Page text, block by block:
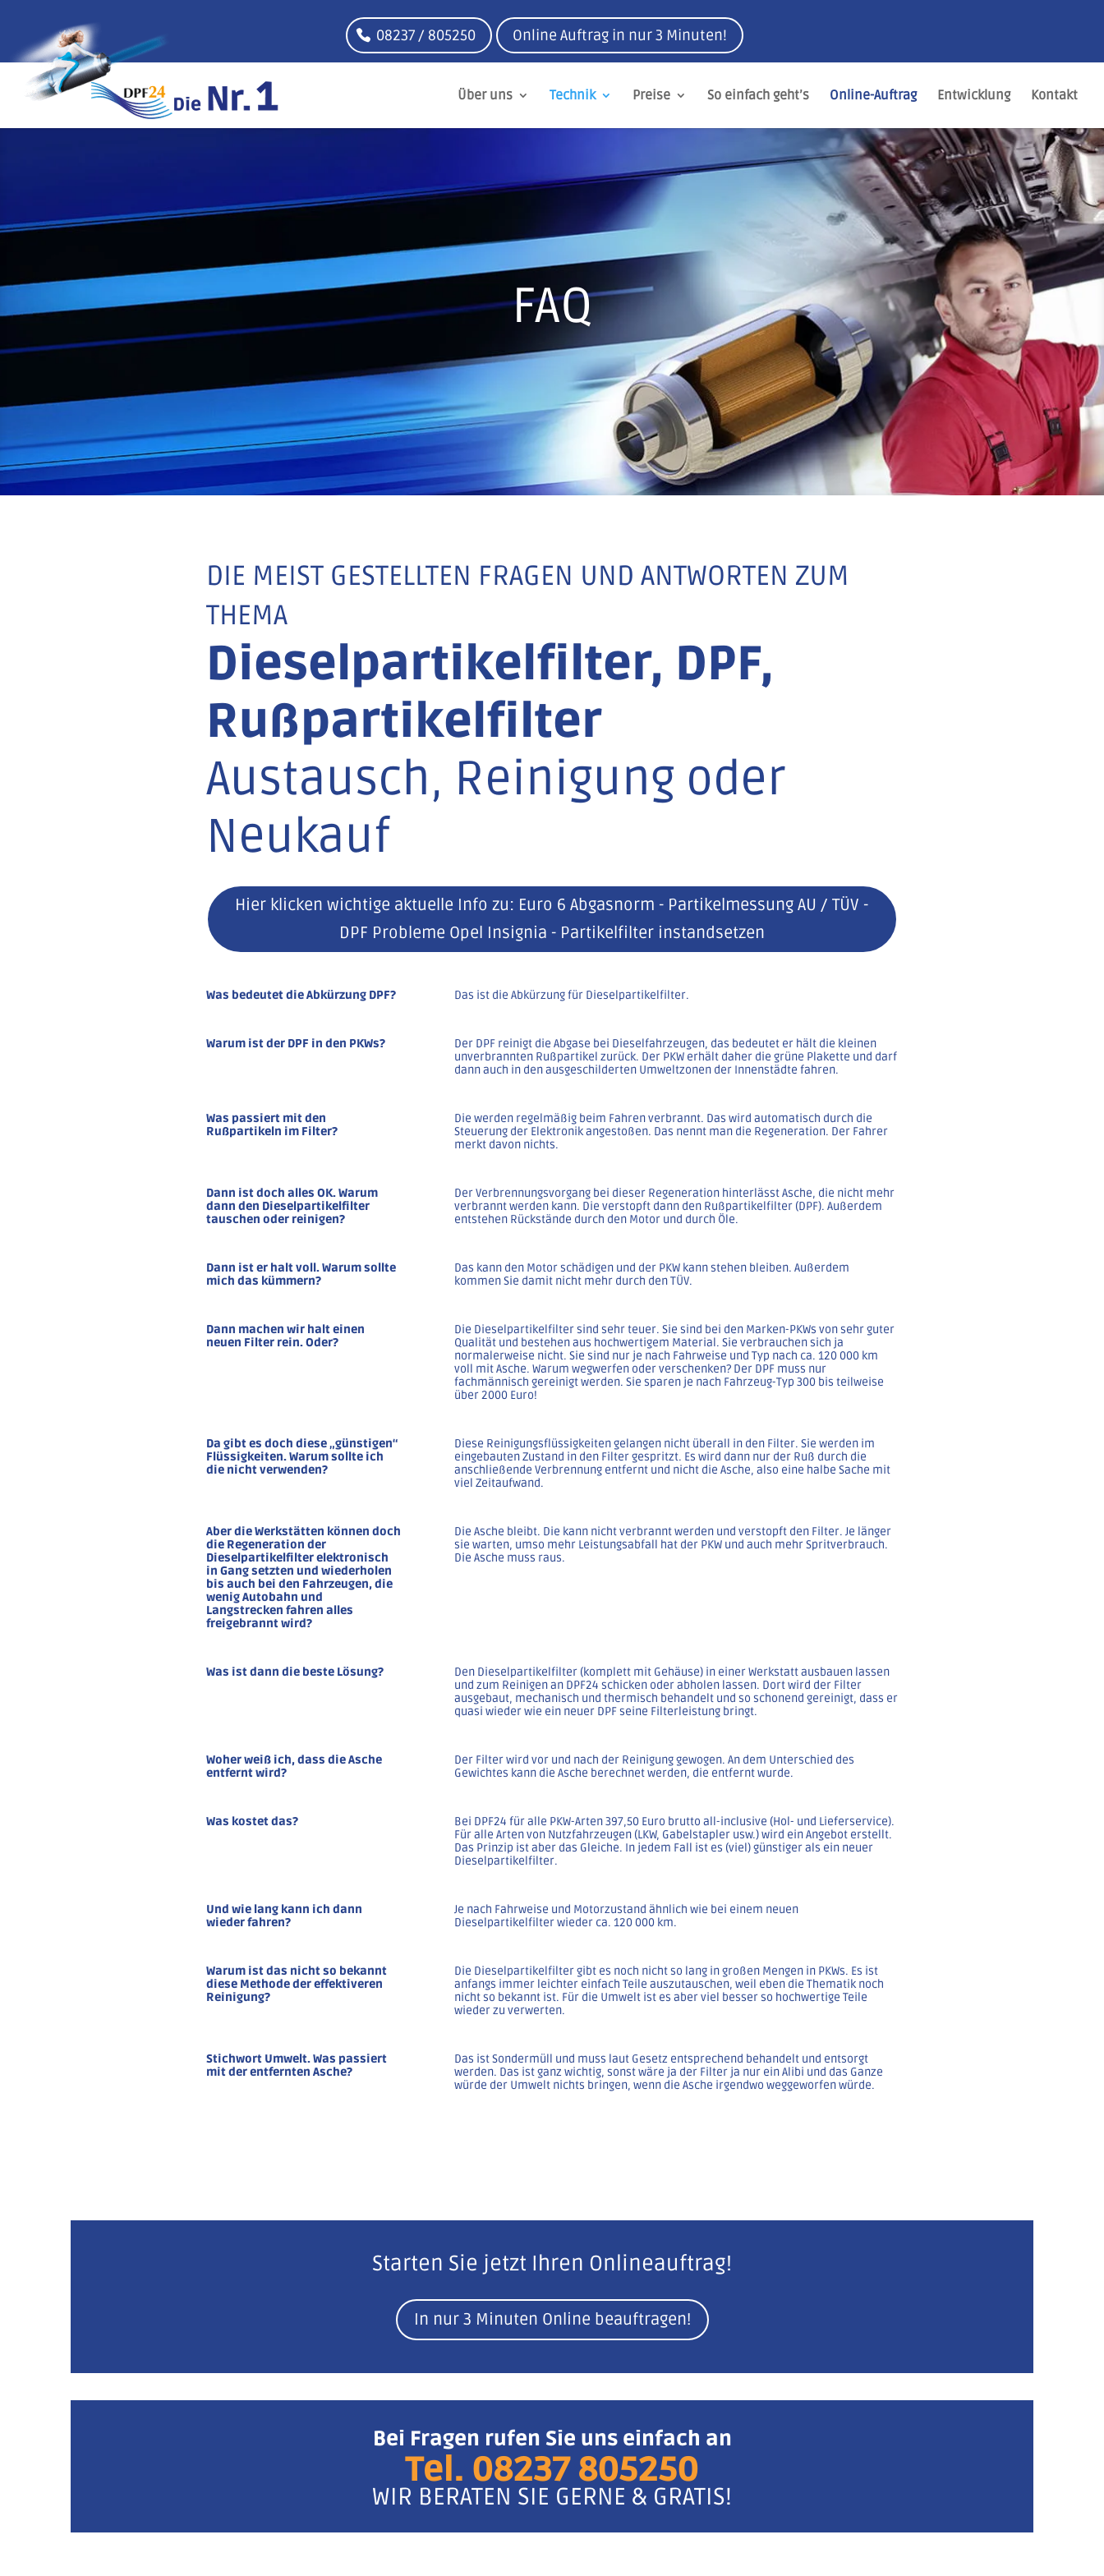
08237 / 805250 Online Auftrag in nur 3 Minuten!
Über uns Technik Preise So einfach geht’s Online-Auftrag Entwicklung Kontakt
FAQ
DIE MEIST GESTELLTEN FRAGEN UND ANTWORTEN ZUM
THEMA
Dieselpartikelfilter, DPF,
Rußpartikelfilter
Austausch, Reinigung oder
Neukauf
Hier klicken wichtige aktuelle Info zu: Euro 6 Abgasnorm - Partikelmessung AU / TÜV -
DPF Probleme Opel Insignia - Partikelfilter instandsetzen
Was bedeutet die Abkürzung DPF? Das ist die Abkürzung für Dieselpartikelfilter.
Warum ist der DPF in den PKWs?
Der DPF reinigt die Abgase bei Dieselfahrzeugen, das bedeutet er hält die kleinen
unverbrannten Rußpartikel zurück. Der PKW erhält daher die grüne Plakette und darf
dann auch in den ausgeschilderten Umweltzonen der Innenstädte fahren.
Was passiert mit den
Rußpartikeln im Filter?
Die werden regelmäßig beim Fahren verbrannt. Das wird automatisch durch die
Steuerung der Elektronik angestoßen. Das nennt man die Regeneration. Der Fahrer
merkt davon nichts.
Dann ist doch alles OK. Warum
dann den Dieselpartikelfilter
tauschen oder reinigen?
Der Verbrennungsvorgang bei dieser Regeneration hinterlässt Asche, die nicht mehr
verbrannt werden kann. Die verstopft dann den Rußpartikelfilter (DPF). Außerdem
entstehen Rückstände durch den Motor und durch Öle.
Dann ist er halt voll. Warum sollte
mich das kümmern?
Das kann den Motor schädigen und der PKW kann stehen bleiben. Außerdem
kommen Sie damit nicht mehr durch den TÜV.
Dann machen wir halt einen
neuen Filter rein. Oder?
Die Dieselpartikelfilter sind sehr teuer. Sie sind bei den Marken-PKWs von sehr guter
Qualität und bestehen aus hochwertigem Material. Sie verbrauchen sich ja
normalerweise nicht. Sie sind nur je nach Fahrweise und Typ nach ca. 120 000 km
voll mit Asche. Warum wegwerfen oder verschenken? Der DPF muss nur
fachmännisch gereinigt werden. Sie sparen je nach Fahrzeug-Typ 300 bis teilweise
über 2000 Euro!
Da gibt es doch diese „günstigen“
Flüssigkeiten. Warum sollte ich
die nicht verwenden?
Diese Reinigungsflüssigkeiten gelangen nicht überall in den Filter. Sie werden im
eingebauten Zustand in den Filter gespritzt. Es wird dann nur der Ruß durch die
anschließende Verbrennung entfernt und nicht die Asche, also eine halbe Sache mit
viel Zeitaufwand.
Aber die Werkstätten können doch
die Regeneration der
Dieselpartikelfilter elektronisch
in Gang setzten und wiederholen
bis auch bei den Fahrzeugen, die
wenig Autobahn und
Langstrecken fahren alles
freigebrannt wird?
Die Asche bleibt. Die kann nicht verbrannt werden und verstopft den Filter. Je länger
sie warten, umso mehr Leistungsabfall hat der PKW und auch mehr Spritverbrauch.
Die Asche muss raus.
Was ist dann die beste Lösung?
Den Dieselpartikelfilter (komplett mit Gehäuse) in einer Werkstatt ausbauen lassen
und zum Reinigen an DPF24 schicken oder abholen lassen. Dort wird der Filter
ausgebaut, mechanisch und thermisch behandelt und so schonend gereinigt, dass er
quasi wieder wie ein neuer DPF seine Filterleistung bringt.
Woher weiß ich, dass die Asche
entfernt wird?
Der Filter wird vor und nach der Reinigung gewogen. An dem Unterschied des
Gewichtes kann die Asche berechnet werden, die entfernt wurde.
Was kostet das? Bei DPF24 für alle PKW-Arten397,50Euro brutto all-inclusive (Hol- und Lieferservice).
Für alle Arten von Nutzfahrzeugen (LKW, Gabelstapler usw.) wird ein Angebot erstellt.
Das Prinzip ist aber das Gleiche. In jedem Fall ist es (viel) günstiger als ein neuer
Dieselpartikelfilter.
Und wie lang kann ich dann
wieder fahren?
Je nach Fahrweise und Motorzustand ähnlich wie bei einem neuen
Dieselpartikelfilter wieder ca. 120 000 km.
Warum ist das nicht so bekannt
diese Methode der effektiveren
Reinigung?
Die Dieselpartikelfilter gibt es noch nicht so lang in großen Mengen in PKWs. Es ist
anfangs immer leichter einfach Teile auszutauschen, weil eben die Thematik noch
nicht so bekannt ist. Für die Umwelt ist es aber viel besser so hochwertige Teile
wieder zu verwerten.
Stichwort Umwelt. Was passiert
mit der entfernten Asche?
Das ist Sondermüll und muss laut Gesetz entsprechend behandelt und entsorgt
werden. Das ist ganz wichtig, sonst wäre ja der Filter ja nur ein Alibi und das Ganze
würde der Umwelt nichts bringen, wenn die Asche irgendwo weggeworfen würde.
Starten Sie jetzt Ihren Onlineauftrag!
In nur 3 Minuten Online beauftragen!
Bei Fragen rufen Sie uns einfach an
Tel. 08237 805250
WIR BERATEN SIE GERNE & GRATIS!